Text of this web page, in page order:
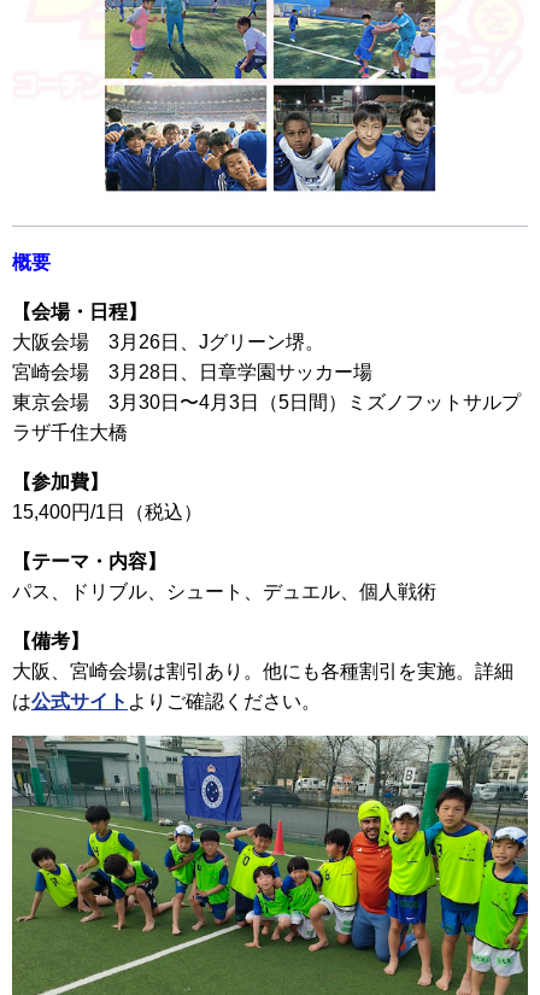
概要
【会場・日程】
大阪会場 3月26日、Jグリーン堺。
宮崎会場 3月28日、日章学園サッカー場
東京会場 3月30日〜4月3日（5日間）ミズノフットサルプ
ラザ千住大橋
【参加費】
15,400円/1日（税込）
【テーマ・内容】
パス、ドリブル、シュート、デュエル、個人戦術
【備考】
大阪、宮崎会場は割引あり。他にも各種割引を実施。詳細
は公式サイト よりご確認ください。